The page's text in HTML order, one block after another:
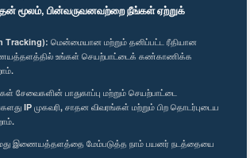
மூலம், பின்வருவனவற்றை நீங்கள் ஏற்றுக்
Tracking): மென்மையான மற்றும் தனிப்பட்ட ரீதியான
உங்கள் செயற்பாட்டைக் கண்காணிக்க
சேவைகளின் பாதுகாப்பு மற்றும் செயற்பாட்டை
IP முகவரி, சாதன விவரங்கள் மற்றும் பிற தொடர்புடைய
இணையத்தளத்தை மேம்படுத்த நாம் பயனர் நடத்தையை